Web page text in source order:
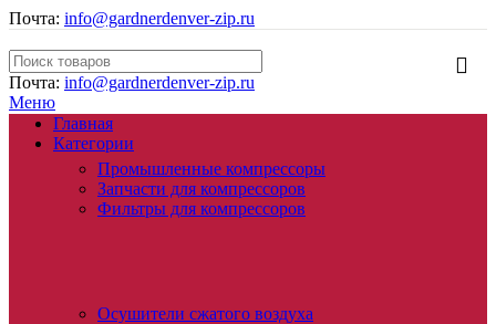
Почта: info@gardnerdenver-zip.ru
Почта: info@gardnerdenver-zip.ru
Меню
Главная
Категории
Промышленные компрессоры
Запчасти для компрессоров
Фильтры для компрессоров
Осушители сжатого воздуха